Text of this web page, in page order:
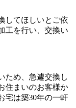
してほしいとご依
工を行い、交換い
ため、急遽交換し
住まいのお客様か
宅は築30年の一軒